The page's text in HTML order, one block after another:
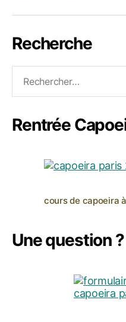
Recherche
Rentrée
cours de capoeira
Une question ?